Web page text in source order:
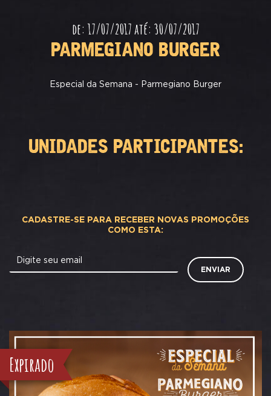
de: 17/07/2017 até: 30/07/2017
PARMEGIANO BURGER
Especial da Semana - Parmegiano Burger
UNIDADES PARTICIPANTES:
CADASTRE-SE PARA RECEBER NOVAS PROMOÇÕES
COMO ESTA:
Digite seu email
ENVIAR
Expirado